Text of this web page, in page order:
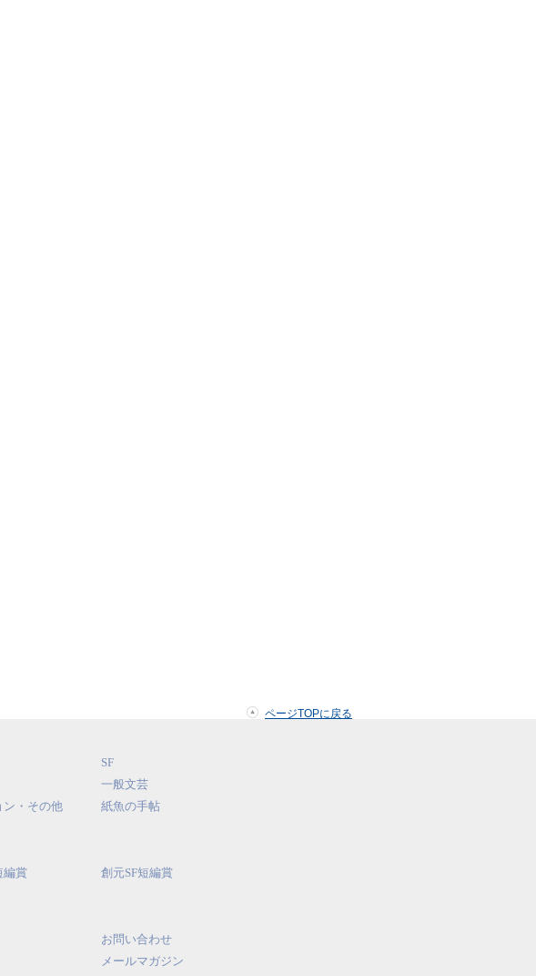
ページTOPに戻る
SF
一般文芸
ン・その他
紙魚の手帖
編賞
創元SF短編賞
お問い合わせ
メールマガジン